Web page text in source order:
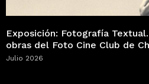
Exposición: Fotografía
obras del Foto Cine Club de
Julio 2026